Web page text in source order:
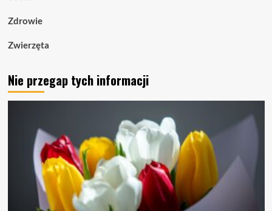
Zdrowie
Zwierzęta
Nie przegap tych informacji